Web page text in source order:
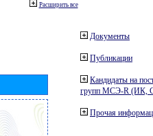
Расширить все
Документы
Публикации
Кандидаты на
групп МСЭ-R (ИК,
Прочая